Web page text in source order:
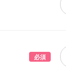
必須